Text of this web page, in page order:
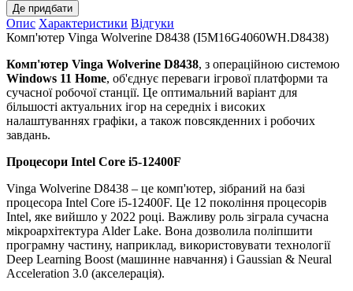
Де придбати
Опис Характеристики Відгуки
Комп'ютер Vinga Wolverine D8438 (I5M16G4060WH.D8438)
Комп'ютер Vinga Wolverine D8438, з операційною системою
Windows 11 Home, об'єднує переваги ігрової платформи та
сучасної робочої станції. Це оптимальний варіант для
більшості актуальних ігор на середніх і високих
налаштуваннях графіки, а також повсякденних і робочих
завдань.
Процесори Intel Core i5-12400F
Vinga Wolverine D8438 – це комп'ютер, зібраний на базі
процесора Intel Core i5-12400F. Це 12 покоління процесорів
Intel, яке вийшло у 2022 році. Важливу роль зіграла сучасна
мікроархітектура Alder Lake. Вона дозволила поліпшити
програмну частину, наприклад, використовувати технології
Deep Learning Boost (машинне навчання) і Gaussian & Neural
Acceleration 3.0 (акселерація).